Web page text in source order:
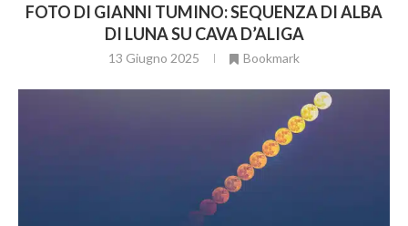
FOTO DI GIANNI TUMINO: SEQUENZA DI ALBA
DI LUNA SU CAVA D’ALIGA
13 Giugno 2025 Bookmark